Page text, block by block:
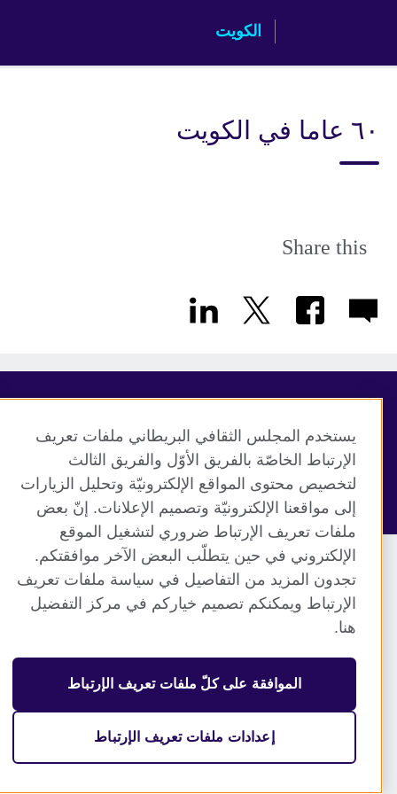
الكويت
٦٠ عاما في الكويت
Share this
منظمة المملكة المتحدة الدولية للعلاقات الثقافية والفرص
التعليمية. جمعية خيرية مسجلة تحت رقم 209131 (إنجلترا وويلز)
يستخدم المجلس الثقافي البريطاني ملفات تعريف
الإرتباط الخاصّة بالفريق الأوّل والفريق الثالث
لتخصيص محتوى المواقع الإلكترونيّة وتحليل الزيارات
إلى مواقعنا الإلكترونيّة وتصميم الإعلانات. إنّ بعض
ملفات تعريف الإرتباط ضروري لتشغيل الموقع
الإلكتروني في حين يتطلّب البعض الآخر موافقتكم.
تجدون المزيد من التفاصيل في سياسة ملفات تعريف
الإرتباط ويمكنكم تصميم خياركم في مركز التفضيل
هنا.
الموافقة على كلّ ملفات تعريف الإرتباط
إعدادات ملفات تعريف الإرتباط